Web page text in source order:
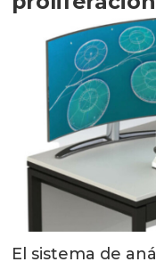
El sistema de